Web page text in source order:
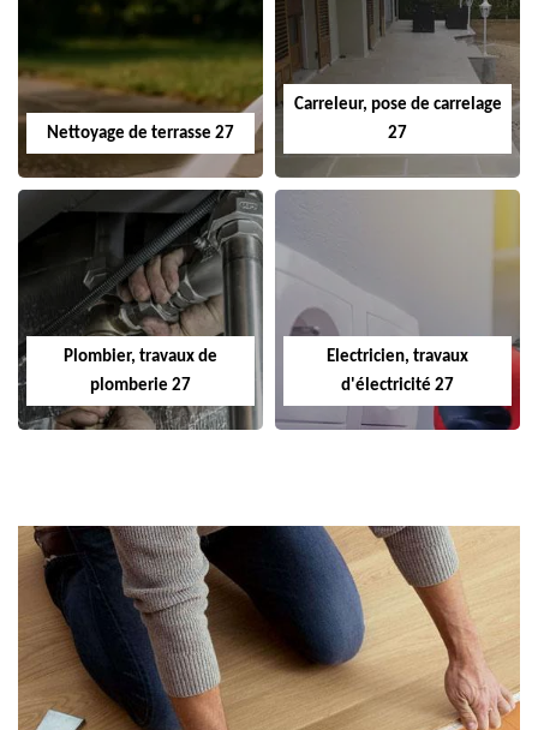
Nettoyage de terrasse 27
Carreleur, pose de carrelage
27
Plombier, travaux de
plomberie 27
Electricien, travaux
d'électricité 27